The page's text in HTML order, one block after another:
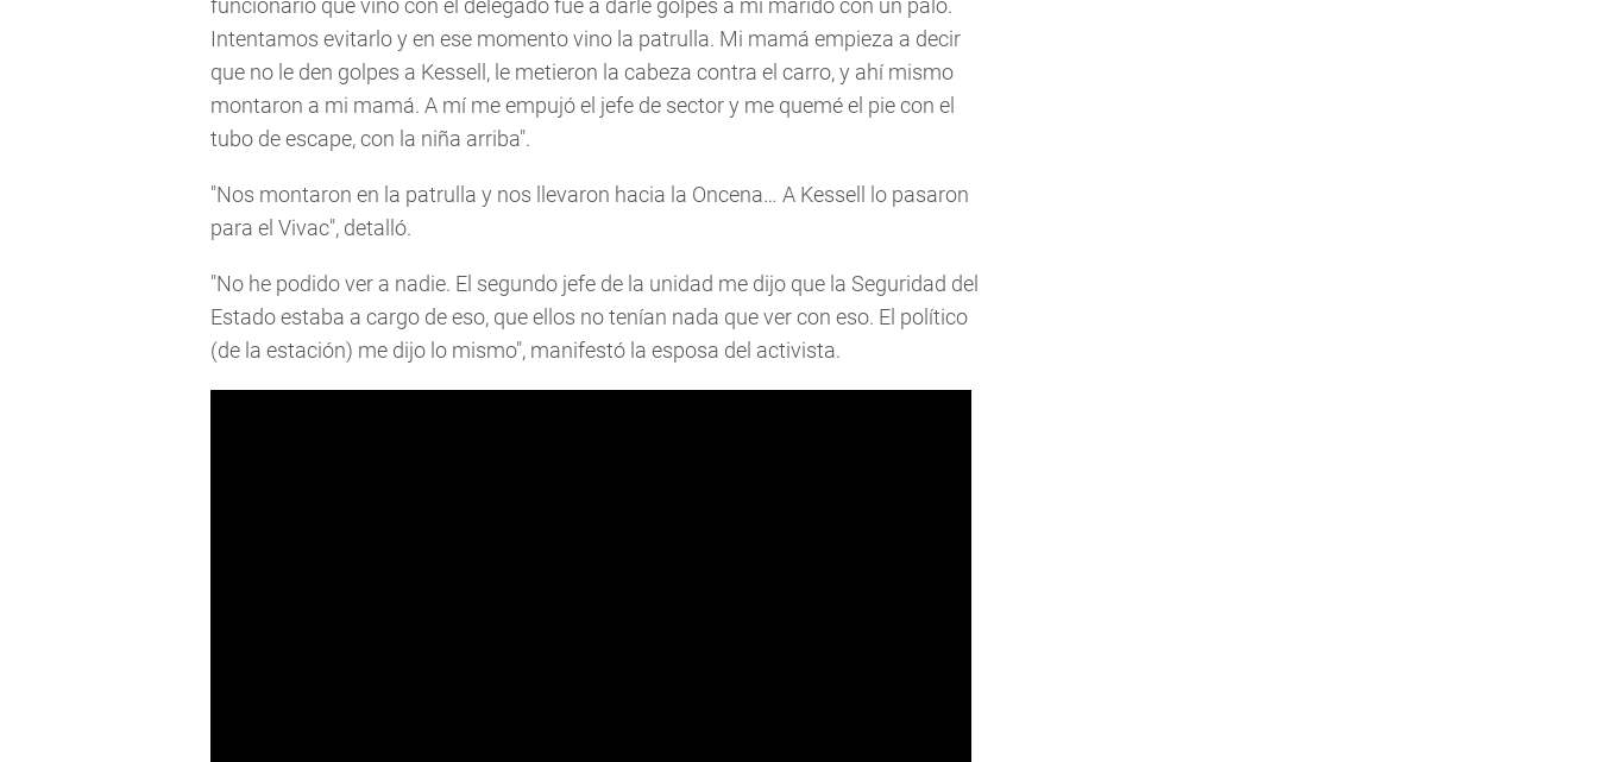
Intentamos evitarlo y en ese momento vino la patrulla. Mi mamá empieza a decir
que no le den golpes a Kessell, le metieron la cabeza contra el carro, y ahí mismo
montaron a mi mamá. A mí me empujó el jefe de sector y me quemé el pie con el
tubo de escape, con la niña arriba".
"Nos montaron en la patrulla y nos llevaron hacia la Oncena… A Kessell lo pasaron
para el Vivac", detalló.
"No he podido ver a nadie. El segundo jefe de la unidad me dijo que la Seguridad del
Estado estaba a cargo de eso, que ellos no tenían nada que ver con eso. El político
(de la estación) me dijo lo mismo", manifestó la esposa del activista.